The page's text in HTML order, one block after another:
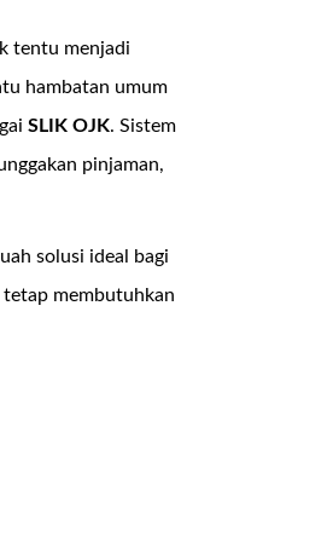
tentu menjadi
hambatan umum
SLIK OJK. Sistem
pinjaman,
solusi ideal bagi
membutuhkan